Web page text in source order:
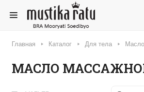
Главная Каталог Для тела
МАСЛО